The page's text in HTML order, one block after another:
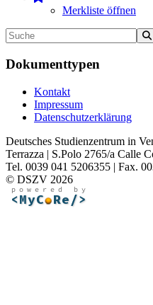
Merkliste öffnen
Dokumenttypen
Kontakt
Impressum
Datenschutzerklärung
Deutsches Studienzentrum in
Terrazza | S.Polo 2765/a Calle
Tel. 0039 041 5206355 | Fax.
© DSZV 2026